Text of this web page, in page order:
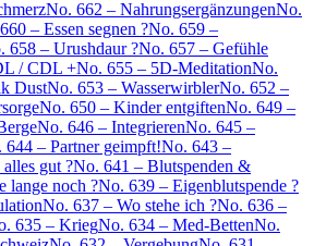
No. 662 – NahrungsergänzungenNo.
– Essen segnen ?No. 659 –
658 – Urushdaur ?No. 657 – Gefühle
/ CDL +No. 655 – 5D-MeditationNo.
DustNo. 653 – WasserwirblerNo. 652 –
No. 650 – Kinder entgiftenNo. 649 –
No. 646 – IntegrierenNo. 645 –
644 – Partner geimpft!No. 643 –
gut ?No. 641 – Blutspenden &
lange noch ?No. 639 – Eigenblutspende ?
No. 637 – Wo stehe ich ?No. 636 –
635 – KriegNo. 634 – Med-BettenNo.